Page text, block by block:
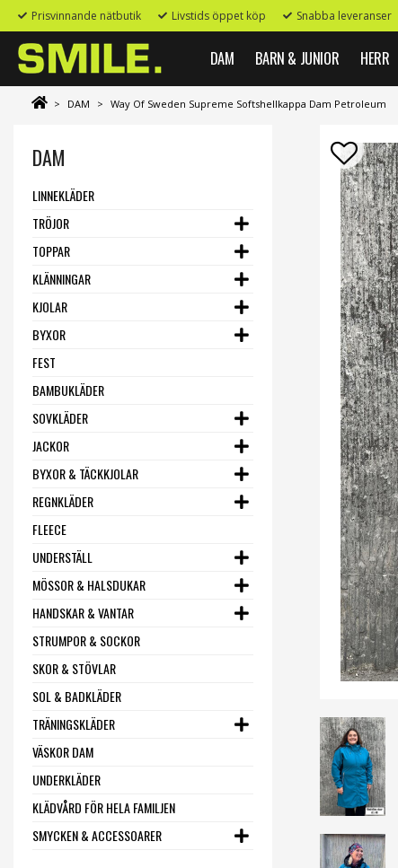
Prisvinnande nätbutik Livstids öppet köp Snabba leveranser
DAM BARN & JUNIOR HERR
> DAM > Way Of Sweden Supreme Softshellkappa Dam Petroleum
DAM
LINNEKLÄDER
TRÖJOR
TOPPAR
KLÄNNINGAR
KJOLAR
BYXOR
FEST
BAMBUKLÄDER
SOVKLÄDER
JACKOR
BYXOR & TÄCKKJOLAR
REGNKLÄDER
FLEECE
UNDERSTÄLL
MÖSSOR & HALSDUKAR
HANDSKAR & VANTAR
STRUMPOR & SOCKOR
SKOR & STÖVLAR
SOL & BADKLÄDER
TRÄNINGSKLÄDER
VÄSKOR DAM
UNDERKLÄDER
KLÄDVÅRD FÖR HELA FAMILJEN
SMYCKEN & ACCESSOARER